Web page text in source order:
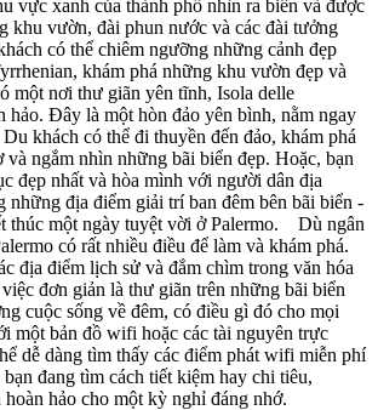
vực xanh của thành phố nhìn ra biển và được
khu vườn, đài phun nước và các đài tưởng
có thể chiêm ngưỡng những cảnh đẹp
khám phá những khu vườn đẹp và
nơi thư giãn yên tĩnh, Isola delle
hảo. Đây là một hòn đảo yên bình, nằm ngay
khách có thể đi thuyền đến đảo, khám phá
và ngắm nhìn những bãi biển đẹp. Hoặc, bạn
đẹp nhất và hòa mình với người dân địa
những địa điểm giải trí ban đêm bên bãi biển -
thúc một ngày tuyệt vời ở Palermo. Dù ngân
có rất nhiều điều để làm và khám phá.
địa điểm lịch sử và đắm chìm trong văn hóa
đơn giản là thư giãn trên những bãi biển
cuộc sống về đêm, có điều gì đó cho mọi
một bản đồ wifi hoặc các tài nguyên trực
dễ dàng tìm thấy các điểm phát wifi miễn phí
đang tìm cách tiết kiệm hay chi tiêu,
hoàn hảo cho một kỳ nghỉ đáng nhớ.